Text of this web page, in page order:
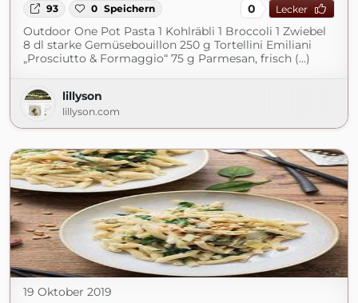
93 0 Speichern 0 Lecker
Outdoor One Pot Pasta 1 Kohlräbli 1 Broccoli 1 Zwiebel
8 dl starke Gemüsebouillon 250 g Tortellini Emiliani
„Prosciutto & Formaggio“ 75 g Parmesan, frisch (...)
lillyson
lillyson.com
19 Oktober 2019